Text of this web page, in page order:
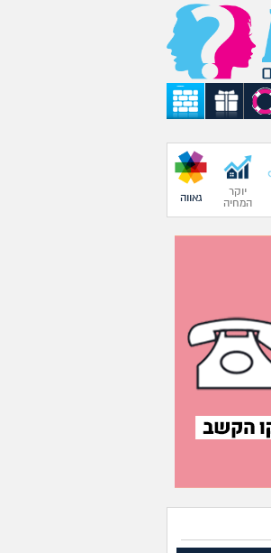
יוקר
המחיה
גאווה